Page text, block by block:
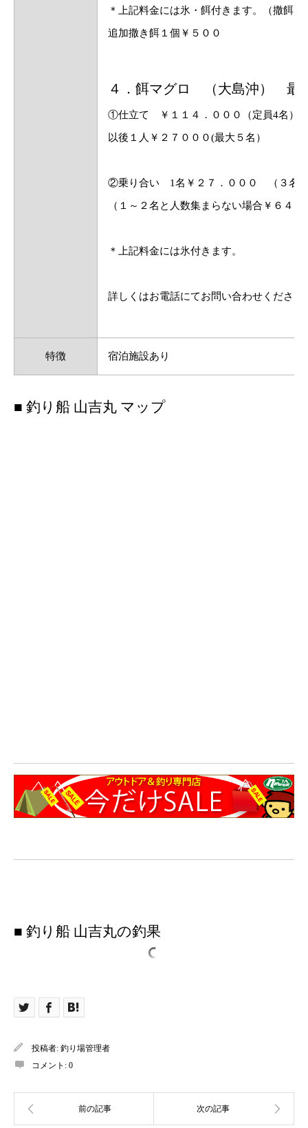
＊上記料金には氷・餌付きます。（撒餌さ
追加撒き餌１個￥５００
４．餌マグロ （大島沖） 最
①仕立て ￥１１４．０００（定員4名）
以後１人￥２７０００(最大５名）
②乗り合い 1名￥２７．０００ （３名様
（１～２名と人数集まらない場合￥６４
＊上記料金には氷付きます。
詳しくはお電話にてお問い合わせください
特徴 宿泊施設あり
■ 釣り船 山吉丸 マップ
■ 釣り船 山吉丸の釣果
投稿者: 釣り場管理者
コメント: 0